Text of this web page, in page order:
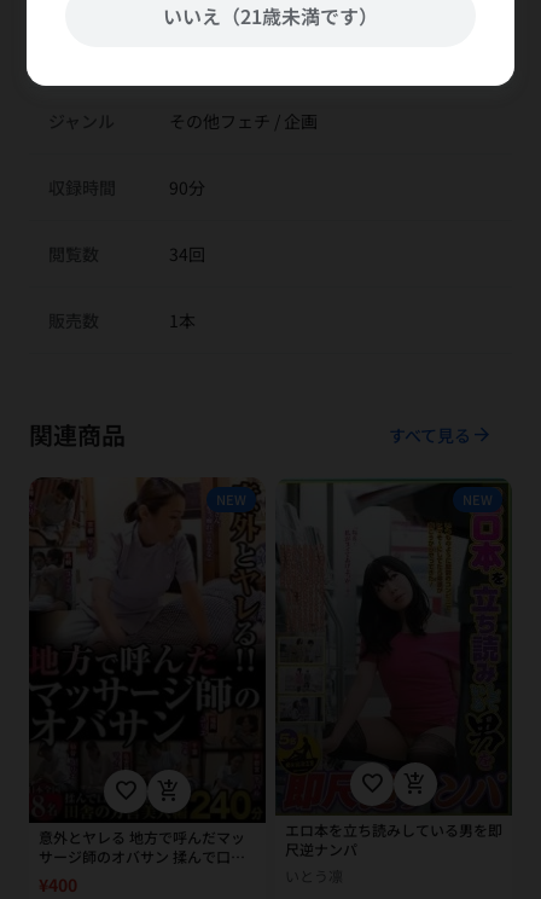
密着ガチ取材！！ 大人の出会いサークル
その他フェチ / 企画
90分
34回
1本
関連商品 すべて見る arrow_forward
NEW
favorite_border add_shopping_cart
意外とヤレる 地方で呼んだマッ
サージ師のオバサン 揉んで口説
かれ淫されて田舎の方言美人編
¥400
NEW
favorite_border add_shopping_cart
エロ本を立ち読みしている男を即
尺逆ナンパ
いとう凛
いいえ（21歳未満です）